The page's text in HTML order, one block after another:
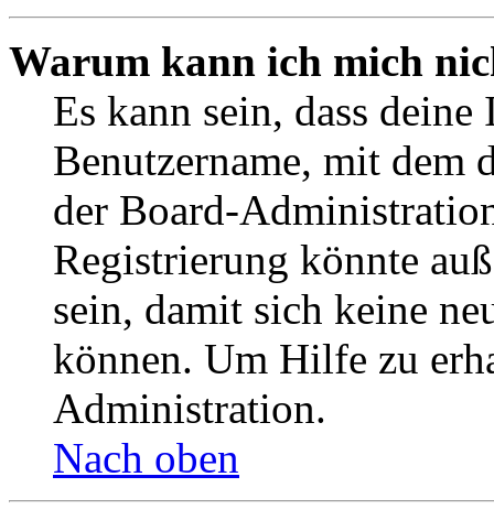
Warum kann ich mich
Es kann sein, dass
Benutzername, mit dem
der Board-
Registrierung könnte
sein, damit sich keine
können. Um Hilfe zu
Administration.
Nach oben